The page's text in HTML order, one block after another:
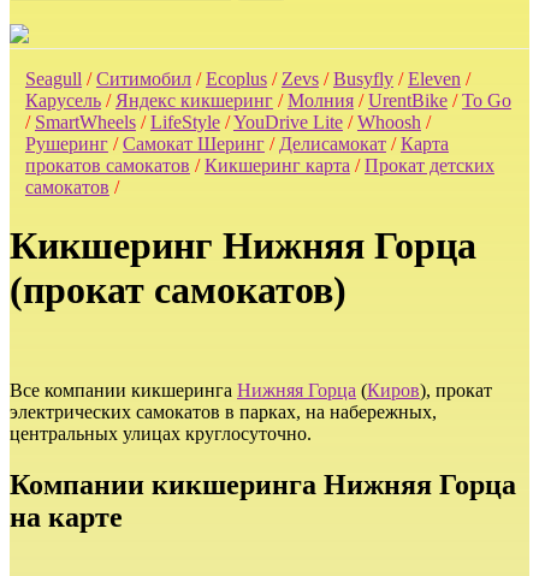
Seagull /Ситимобил/Ecoplus/ Zevs/Busyfly/Eleven /
Карусель/ Яндекс кикшеринг/Молния/UrentBike/To Go
/ SmartWheels/LifeStyle/YouDrive Lite/Whoosh /
Рушеринг/Самокат Шеринг/ Делисамокат/Карта
прокатов самокатов /Кикшеринг карта /Прокат детских
самокатов /
Кикшеринг Нижняя Горца
(прокат самокатов)
Все компании кикшеринга Нижняя Горца (Киров), прокат
электрических самокатов в парках, на набережных,
центральных улицах круглосуточно.
Компании кикшеринга Нижняя Горца
на карте